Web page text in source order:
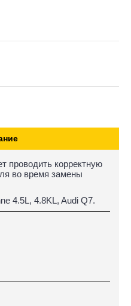
проводить корректную
во время замены
4.5L, 4.8KL, Audi Q7.